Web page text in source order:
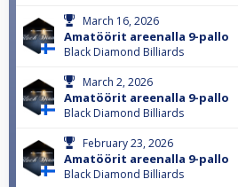
March 16, 2026
Amatöörit areenalla 9-pallo
Black Diamond Billiards
March 2, 2026
Amatöörit areenalla 9-pallo
Black Diamond Billiards
February 23, 2026
Amatöörit areenalla 9-pallo
Black Diamond Billiards